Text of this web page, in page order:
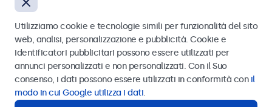
Italiano
Inviare
Oppure chiamaci al
Utilizziamo cookie e tecnologie simili per funzionalità del sito
web, analisi, personalizzazione e pubblicità. Cookie e
identificatori pubblicitari possono essere utilizzati per
annunci personalizzati e non personalizzati. Con il Suo
consenso, i dati possono essere utilizzati in conformità con il
modo in cui Google utilizza i dati.